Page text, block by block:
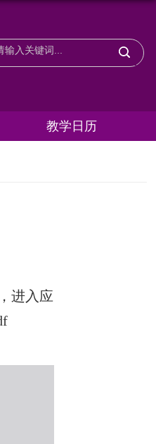
教学日历
进入应